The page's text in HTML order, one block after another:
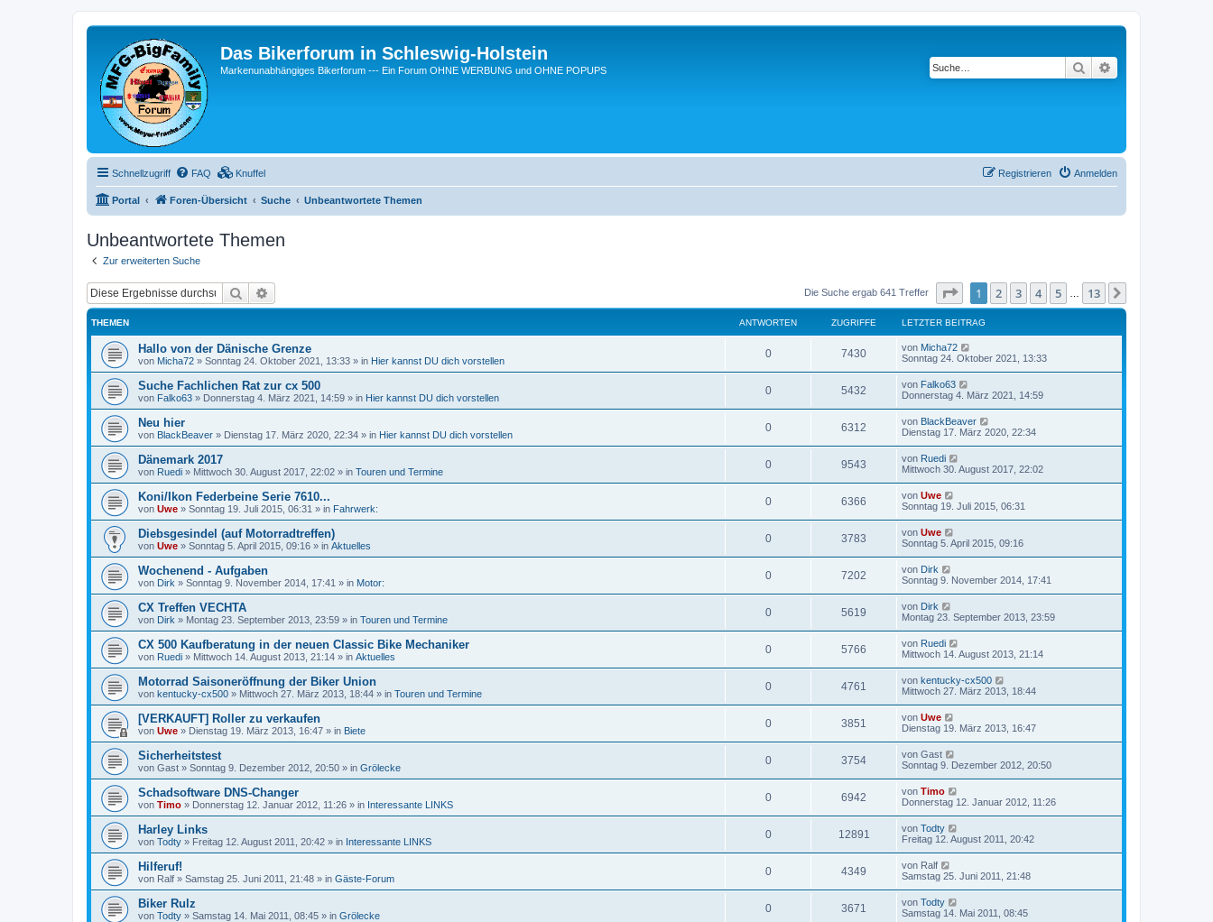
Das Bikerforum in Schleswig-Holstein
Markenunabhängiges Bikerforum --- Ein Forum OHNE WERBUNG und OHNE POPUPS Suche
Schnellzugriff FAQ Knuffel Anmelden
Registrieren
Portal Foren-Übersicht Suche Unbeantwortete Themen
Unbeantwortete Themen
Zur erweiterten Suche
Suche Die Suche ergab 641 Treffer Seite von13
1 2 3 4 5 13
THEMEN ANTWORTEN ZUGRIFFE LETZTER BEITRAG
Hallo von der Dänische Grenze
von Micha72 » Sonntag 24. Oktober 2021, 13:33 » in Hier kannst DU dich vorstellen
0 7430 von Micha72
Sonntag 24. Oktober 2021, 13:33
Suche Fachlichen Rat zur cx 500
von Falko63 » Donnerstag 4. März 2021, 14:59 » in Hier kannst DU dich vorstellen
0 5432 von Falko63
Donnerstag 4. März 2021, 14:59
Neu hier
von BlackBeaver » Dienstag 17. März 2020, 22:34 » in Hier kannst DU dich vorstellen
0 6312 von BlackBeaver
Dienstag 17. März 2020, 22:34
Dänemark 2017
von Ruedi » Mittwoch 30. August 2017, 22:02 » in Touren und Termine
0 9543 von Ruedi
Mittwoch 30. August 2017, 22:02
Koni/Ikon Federbeine Serie 7610...
von Uwe » Sonntag 19. Juli 2015, 06:31 » in Fahrwerk:
0 6366 von Uwe
Sonntag 19. Juli 2015, 06:31
Diebsgesindel (auf Motorradtreffen)
von Uwe » Sonntag 5. April 2015, 09:16 » in Aktuelles
0 3783 von Uwe
Sonntag 5. April 2015, 09:16
Wochenend - Aufgaben
von Dirk » Sonntag 9. November 2014, 17:41 » in Motor:
0 7202 von Dirk
Sonntag 9. November 2014, 17:41
CX Treffen VECHTA
von Dirk » Montag 23. September 2013, 23:59 » in Touren und Termine
0 5619 von Dirk
Montag 23. September 2013, 23:59
CX 500 Kaufberatung in der neuen Classic Bike Mechaniker
von Ruedi » Mittwoch 14. August 2013, 21:14 » in Aktuelles
0 5766 von Ruedi
Mittwoch 14. August 2013, 21:14
Motorrad Saisoneröffnung der Biker Union
von kentucky-cx500 » Mittwoch 27. März 2013, 18:44 » in Touren und Termine
0 4761 von kentucky-cx500
Mittwoch 27. März 2013, 18:44
[VERKAUFT] Roller zu verkaufen
von Uwe » Dienstag 19. März 2013, 16:47 » in Biete
0 3851 von Uwe
Dienstag 19. März 2013, 16:47
Sicherheitstest
von Gast » Sonntag 9. Dezember 2012, 20:50 » in Grölecke
0 3754 von Gast
Sonntag 9. Dezember 2012, 20:50
Schadsoftware DNS-Changer
von Timo » Donnerstag 12. Januar 2012, 11:26 » in Interessante LINKS
0 6942 von Timo
Donnerstag 12. Januar 2012, 11:26
Harley Links
von Todty » Freitag 12. August 2011, 20:42 » in Interessante LINKS
0 12891 von Todty
Freitag 12. August 2011, 20:42
Hilferuf!
von Ralf » Samstag 25. Juni 2011, 21:48 » in Gäste-Forum
0 4349 von Ralf
Samstag 25. Juni 2011, 21:48
Biker Rulz
von Todty » Samstag 14. Mai 2011, 08:45 » in Grölecke
0 3671 von Todty
Samstag 14. Mai 2011, 08:45